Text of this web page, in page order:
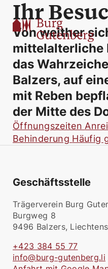
Ihr
Von weither
mittelalterliche
das
Balzers, auf
mit Reben
der Mitte des
Öffnungszeiten
Behinderung Häufig
Geschäftsstelle
Trägerverein Burg
Burgweg 8
9496 Balzers,
+423 384 55 77
info@burg-gutenberg.li